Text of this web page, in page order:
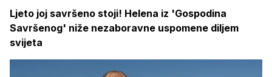
Ljeto joj savršeno stoji! Helena iz 'Gospodina
Savršenog' niže nezaboravne uspomene diljem
svijeta